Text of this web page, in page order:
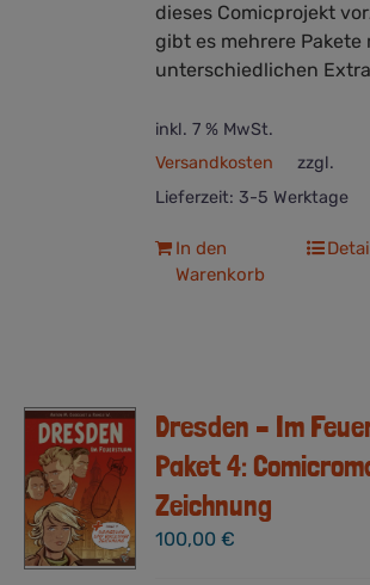
dieses Comicprojekt
gibt es mehrere Pakete
unterschiedlichen
inkl. 7 % MwSt.
zzgl.
Versandkosten
Lieferzeit: 3-5 Werktage
In den
Warenkorb
Dresden – Im
Paket 4:
Zeichnung
100,00€